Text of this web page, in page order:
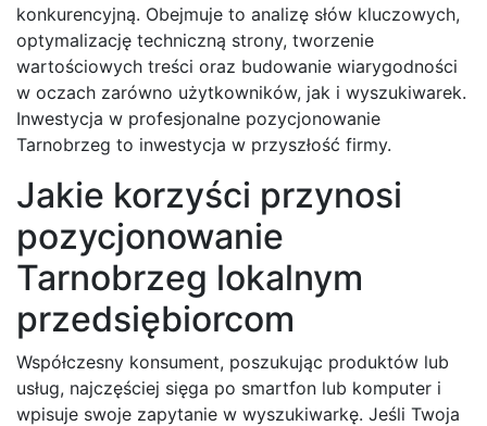
konkurencyjną. Obejmuje to analizę słów kluczowych,
optymalizację techniczną strony, tworzenie
wartościowych treści oraz budowanie wiarygodności
w oczach zarówno użytkowników, jak i wyszukiwarek.
Inwestycja w profesjonalne pozycjonowanie
Tarnobrzeg to inwestycja w przyszłość firmy.
Jakie korzyści przynosi
pozycjonowanie
Tarnobrzeg lokalnym
przedsiębiorcom
Współczesny konsument, poszukując produktów lub
usług, najczęściej sięga po smartfon lub komputer i
wpisuje swoje zapytanie w wyszukiwarkę. Jeśli Twoja